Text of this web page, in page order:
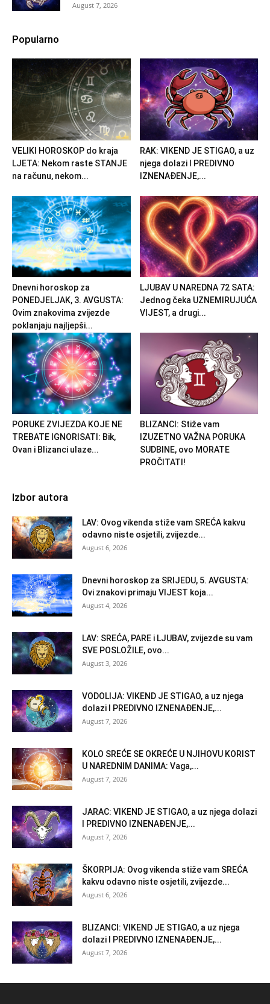
August 7, 2026
Popularno
VELIKI HOROSKOP do kraja
LJETA: Nekom raste STANJE
na računu, nekom...
RAK: VIKEND JE STIGAO, a uz
njega dolazi I PREDIVNO
IZNENAĐENJE,...
Dnevni horoskop za
PONEDJELJAK, 3. AVGUSTA:
Ovim znakovima zvijezde
poklanjaju najljepši...
LJUBAV U NAREDNA 72 SATA:
Jednog čeka UZNEMIRUJUĆA
VIJEST, a drugi...
PORUKE ZVIJEZDA KOJE NE
TREBATE IGNORISATI: Bik,
Ovan i Blizanci ulaze...
BLIZANCI: Stiže vam
IZUZETNO VAŽNA PORUKA
SUDBINE, ovo MORATE
PROČITATI!
Izbor autora
LAV: Ovog vikenda stiže vam SREĆA kakvu
odavno niste osjetili, zvijezde...
August 6, 2026
Dnevni horoskop za SRIJEDU, 5. AVGUSTA:
Ovi znakovi primaju VIJEST koja...
August 4, 2026
LAV: SREĆA, PARE i LJUBAV, zvijezde su vam
SVE POSLOŽILE, ovo...
August 3, 2026
VODOLIJA: VIKEND JE STIGAO, a uz njega
dolazi I PREDIVNO IZNENAĐENJE,...
August 7, 2026
KOLO SREĆE SE OKREĆE U NJIHOVU KORIST
U NAREDNIM DANIMA: Vaga,...
August 7, 2026
JARAC: VIKEND JE STIGAO, a uz njega dolazi
I PREDIVNO IZNENAĐENJE,...
August 7, 2026
ŠKORPIJA: Ovog vikenda stiže vam SREĆA
kakvu odavno niste osjetili, zvijezde...
August 6, 2026
BLIZANCI: VIKEND JE STIGAO, a uz njega
dolazi I PREDIVNO IZNENAĐENJE,...
August 7, 2026